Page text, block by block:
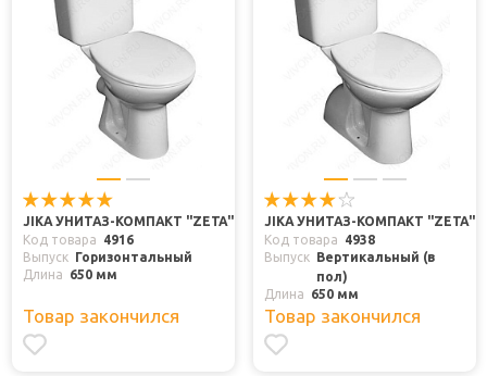
JIKA УНИТАЗ-КОМПАКТ "ZETA"
Код товара
4916
Выпуск Горизонтальный
Длина
650 мм
Товар закончился
JIKA УНИТАЗ-КОМПАКТ "ZETA"
Код товара
4938
Выпуск Вертикальный (в
пол)
Длина
650 мм
Товар закончился